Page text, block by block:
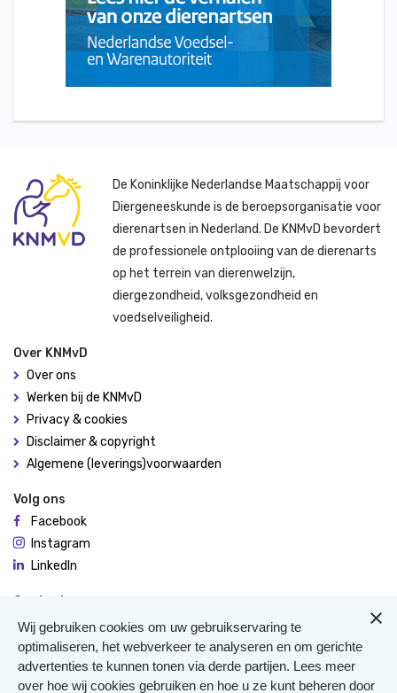
De Koninklijke Nederlandse Maatschappij voor
Diergeneeskunde is de beroepsorganisatie voor
dierenartsen in Nederland. De KNMvD bevordert
de professionele ontplooiing van de dierenarts
op het terrein van dierenwelzijn,
diergezondheid, volksgezondheid en
voedselveiligheid.
Over KNMvD
Over ons
Werken bij de KNMvD
Privacy & cookies
Disclaimer & copyright
Algemene (leverings)voorwaarden
Volg ons
Facebook
Instagram
LinkedIn
Contact
De Molen 94
3995 AX Houten
0306348900
Meer contact
Wij gebruiken cookies om uw gebruikservaring te
optimaliseren, het webverkeer te analyseren en om gerichte
advertenties te kunnen tonen via derde partijen. Lees meer
over hoe wij cookies gebruiken en hoe u ze kunt beheren door